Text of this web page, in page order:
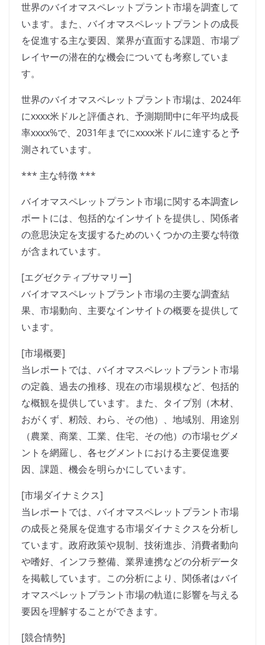
世界のバイオマスペレットプラント市場を調査して
います。また、バイオマスペレットプラントの成長
を促進する主な要因、業界が直面する課題、市場プ
レイヤーの潜在的な機会についても考察していま
す。
世界のバイオマスペレットプラント市場は、2024年
にxxxx米ドルと評価され、予測期間中に年平均成長
率xxxx%で、2031年までにxxxx米ドルに達すると予
測されています。
*** 主な特徴 ***
バイオマスペレットプラント市場に関する本調査レ
ポートには、包括的なインサイトを提供し、関係者
の意思決定を支援するためのいくつかの主要な特徴
が含まれています。
[エグゼクティブサマリー]
バイオマスペレットプラント市場の主要な調査結
果、市場動向、主要なインサイトの概要を提供して
います。
[市場概要]
当レポートでは、バイオマスペレットプラント市場
の定義、過去の推移、現在の市場規模など、包括的
な概観を提供しています。また、タイプ別（木材、
おがくず、籾殻、わら、その他）、地域別、用途別
（農業、商業、工業、住宅、その他）の市場セグメ
ントを網羅し、各セグメントにおける主要促進要
因、課題、機会を明らかにしています。
[市場ダイナミクス]
当レポートでは、バイオマスペレットプラント市場
の成長と発展を促進する市場ダイナミクスを分析し
ています。政府政策や規制、技術進歩、消費者動向
や嗜好、インフラ整備、業界連携などの分析データ
を掲載しています。この分析により、関係者はバイ
オマスペレットプラント市場の軌道に影響を与える
要因を理解することができます。
[競合情勢]